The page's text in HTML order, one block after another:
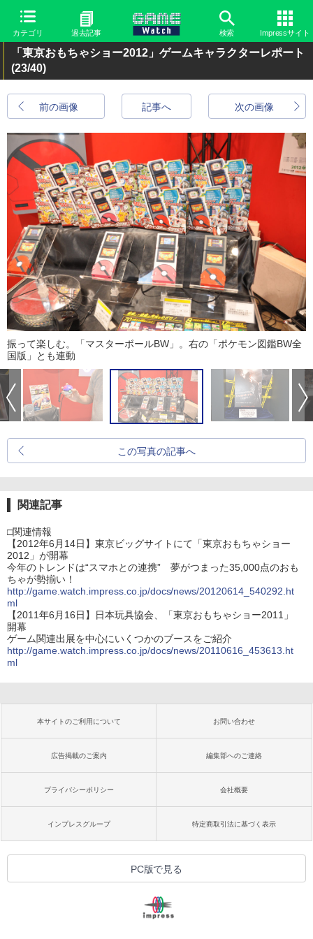
カテゴリ 過去記事 検索 Impressサイト
「東京おもちゃショー2012」ゲームキャラクターレポート
(23/40)
前の画像 次の画像
記事へ
振って楽しむ。「マスターボールBW」。右の「ポケモン図鑑BW全
国版」とも連動
この写真の記事へ
関連記事
□関連情報
【2012年6月14日】東京ビッグサイトにて「東京おもちゃショー
2012」が開幕
今年のトレンドは“スマホとの連携” 夢がつまった35,000点のおも
ちゃが勢揃い！
http://game.watch.impress.co.jp/docs/news/20120614_540292.ht
ml
【2011年6月16日】日本玩具協会、「東京おもちゃショー2011」
開幕
ゲーム関連出展を中心にいくつかのブースをご紹介
http://game.watch.impress.co.jp/docs/news/20110616_453613.ht
ml
本サイトのご利用について お問い合わせ
広告掲載のご案内 編集部へのご連絡
プライバシーポリシー 会社概要
インプレスグループ 特定商取引法に基づく表示
PC版で見る